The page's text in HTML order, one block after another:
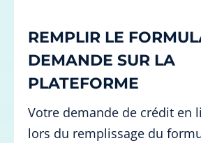
REMPLIR LE
DEMANDE SUR LA
PLATEFORME
Votre demande de crédit en
lors du remplissage du